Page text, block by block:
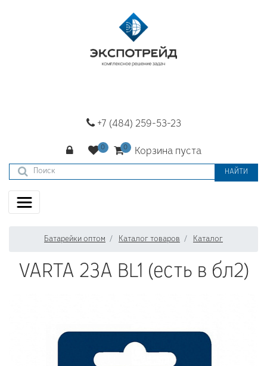
+7 (484) 259-53-23
Корзина пуста
НАЙТИ
Батарейки оптом Каталог товаров Каталог
VARTA 23A BL1 (есть в бл2)